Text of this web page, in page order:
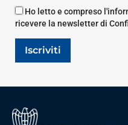
Ho letto e compreso
ricevere la newsletter di
Iscriviti